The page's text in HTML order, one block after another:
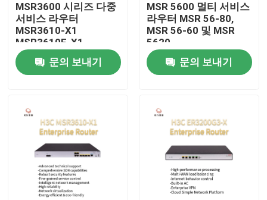
집
제품
우리 에 관한 것
공장 견학
MSR3600 시리즈 다중
서비스 라우터
MSR3610-X1
MSR3610E-X1
MSR3640-X1-HI
MSR3640-X1
MSR3640-G
문의 보내기
MSR 5600 멀티 서비스
라우터 MSR 56-80,
MSR 56-60 및 MSR
5620
문의 보내기